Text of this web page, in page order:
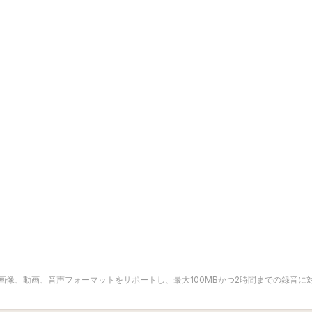
像、動画、音声フォーマットをサポートし、最大100MBかつ2時間までの録音に